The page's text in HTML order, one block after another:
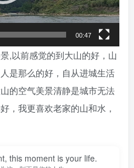
00:47
,以前感觉的到大山的好，山
是那么的好，自从进城生活
的空气美景清静是城市无法
，我更喜欢老家的山和水，
this moment is your life.